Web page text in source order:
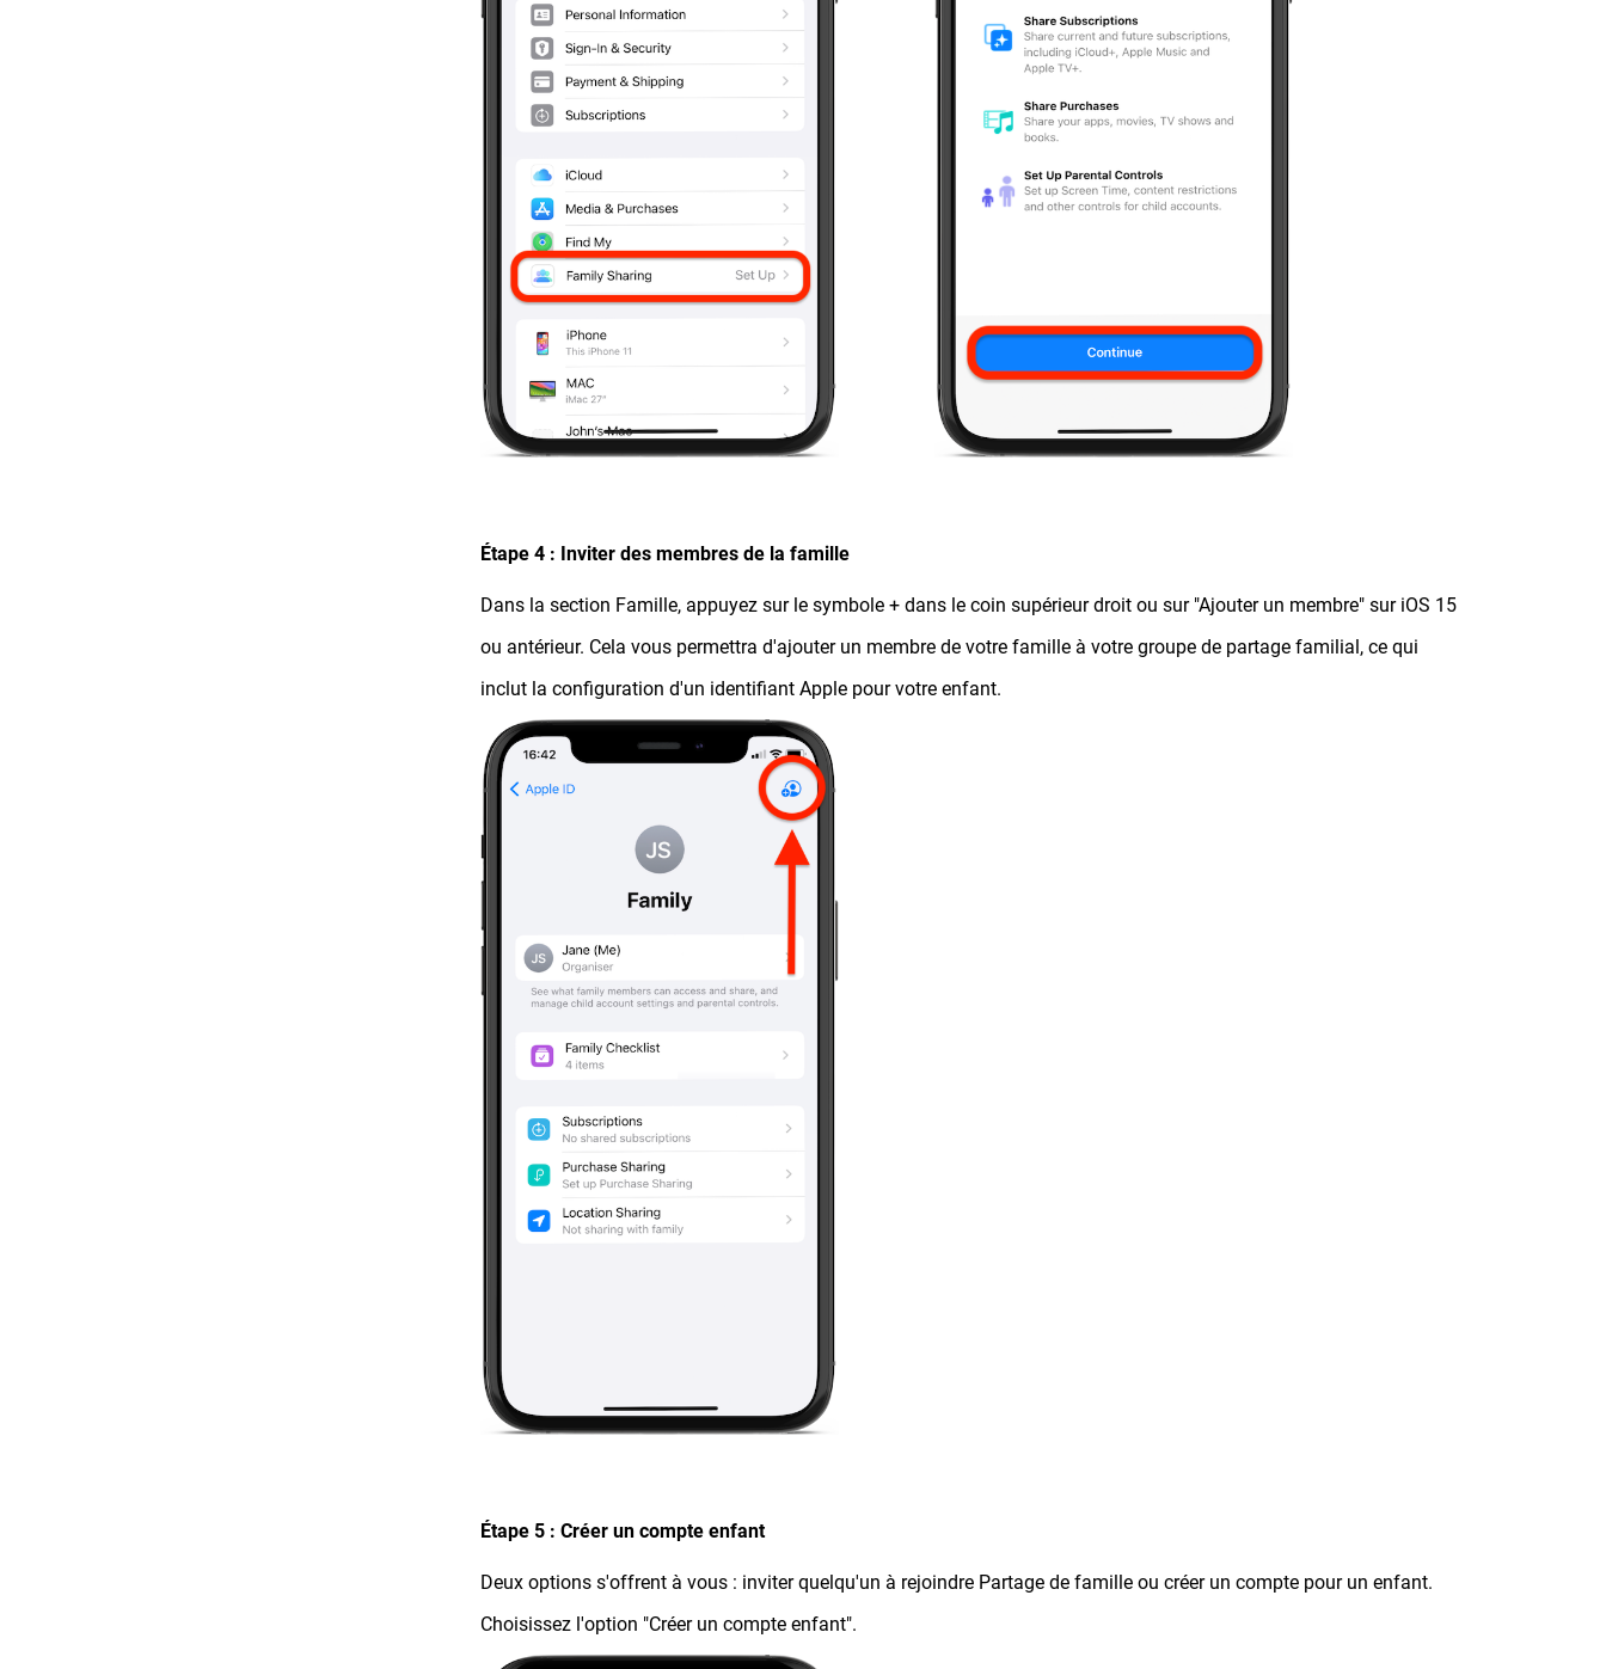
Étape 4 : Inviter des membres de la famille
Dans la section Famille, appuyez sur le symbole + dans le coin supérieur droit ou sur "Ajouter un membre" sur iOS 15
ou antérieur. Cela vous permettra d'ajouter un membre de votre famille à votre groupe de partage familial, ce qui
inclut la configuration d'un identifiant Apple pour votre enfant.
Étape 5 : Créer un compte enfant
Deux options s'offrent à vous : inviter quelqu'un à rejoindre Partage de famille ou créer un compte pour un enfant.
Choisissez l'option "Créer un compte enfant".